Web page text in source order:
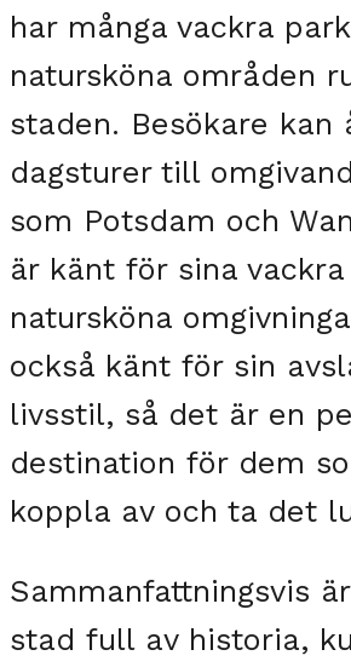
har många vackra
natursköna områden
staden. Besökare kan
dagsturer till
som Potsdam och
är känt för sina
natursköna
också känt för sin
livsstil, så det är en
destination för dem
koppla av och ta det
Sammanfattningsvis
stad full av historia,